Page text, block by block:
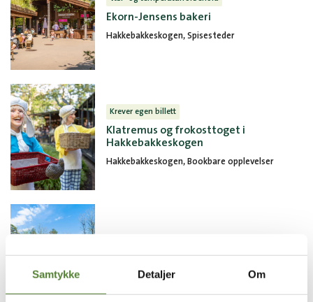
Samtykke Detaljer Om
Ekorn-Jensens bakeri
Hakkebakkeskogen, Spisesteder
Krever egen billett
Klatremus og frokosttoget i
Hakkebakkeskogen
Hakkebakkeskogen, Bookbare opplevelser